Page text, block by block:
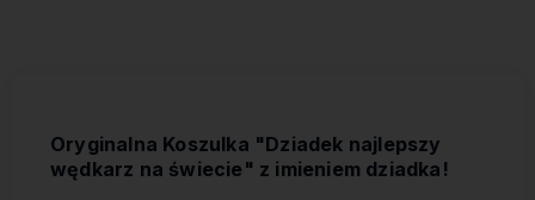
Oryginalna Koszulka "Dziadek najlepszy
wędkarz na świecie" z imieniem dziadka!